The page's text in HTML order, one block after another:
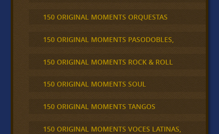
150 ORIGINAL MOMENTS ORQUESTAS
150 ORIGINAL MOMENTS PASODOBLES,
150 ORIGINAL MOMENTS ROCK & ROLL
150 ORIGINAL MOMENTS SOUL
150 ORIGINAL MOMENTS TANGOS
150 ORIGINAL MOMENTS VOCES LATINAS,